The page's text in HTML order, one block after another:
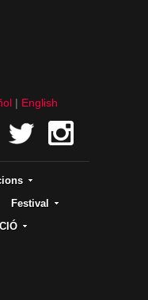
English
Festival